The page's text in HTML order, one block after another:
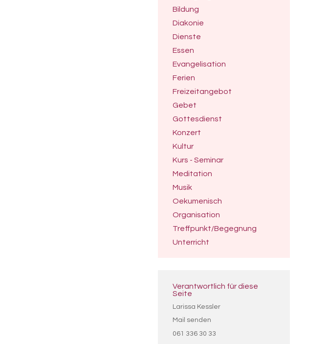
Bildung
Diakonie
Dienste
Essen
Evangelisation
Ferien
Freizeitangebot
Gebet
Gottesdienst
Konzert
Kultur
Kurs - Seminar
Meditation
Musik
Oekumenisch
Organisation
Treffpunkt/Begegnung
Unterricht
Verantwortlich für diese
Seite
Larissa Kessler
Mail senden
061 336 30 33